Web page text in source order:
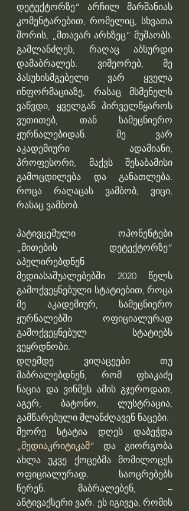
დეტექტორზე“ არჩილ მარშანიას
კომენტარებით, რომელიც, სხვათა
შორის, „მთავარ არხზეც“ მუშაობს.
გამლანძღეს, რაღაც აბსურდი
დამაბრალეს. ვიმეორებ, მე
პასუხისმგებელი ვარ ყველა
ინფორმაციაზე, რასაც მსმენელს
ვაწვდი, ყველგან პირველწყაროს
ვუთითებ, თან სამეცნიერო
ჟურნალებიდან. მე ვარ
აკადემიური ადამიანი,
პროფესორი, მაქვს შესაბამისი
გამოცდილება და განათლება.
როცა რაღაცას ვამბობ, ვიცი,
რასაც ვამბობ.
პატივცემული ოპონენტები
„მითების დეტექტორზე“
აპელირებდნენ
მედიასაშუალებებში 2020 წელს
გამოქვეყნებული სტატიებით, როცა
მე აკადემიურ, სამეცნიერო
ჟურნალებში ოფიციალურად
გამოქვეყნებულ სტატიებს
ვეყრდნობი.
დღემდე ვიღაცეები თუ
მაბრალებდნენ, რომ ფხაკაძე
ნაცია და ვინმეს ამის გჯეროდათ,
აგერ, ბატონო, ლუსტრაცია,
გამწარებული მლანძღავენ ნაცები.
„მედიაკრიტიკამ“ და გიორგობა
ახლა უკვე ქოცებმა მომილოცეს
ოფიციალურად. საოცრებებს
წერენ. მაბრალებენ, –
ანტივაქსერი ვარ. ეს იგივეა, რომის